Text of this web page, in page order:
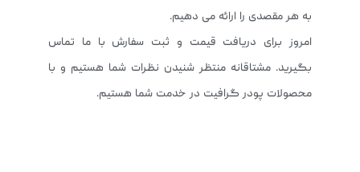
به هر مقصدی را ارائه می دهیم.
امروز برای دریافت قیمت و ثبت سفارش با ما تماس
بگیرید. مشتاقانه منتظر شنیدن نظرات شما هستیم و با
محصولات پودر گرافیت در خدمت شما هستیم.